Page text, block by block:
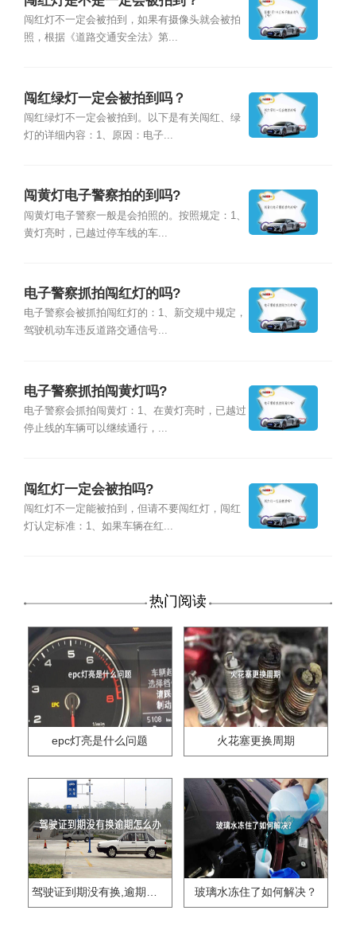
闯红灯不一定会被拍到，如果有摄像头就会被拍
照，根据《道路交通安全法》第...
闯红绿灯一定会被拍到吗？
闯红绿灯不一定会被拍到。以下是有关闯红、绿
灯的详细内容：1、原因：电子...
闯黄灯电子警察拍的到吗?
闯黄灯电子警察一般是会拍照的。按照规定：1、
黄灯亮时，已越过停车线的车...
电子警察抓拍闯红灯的吗?
电子警察会被抓拍闯红灯的：1、新交规中规定，
驾驶机动车违反道路交通信号...
电子警察抓拍闯黄灯吗?
电子警察会抓拍闯黄灯：1、在黄灯亮时，已越过
停止线的车辆可以继续通行，...
闯红灯一定会被拍吗?
闯红灯不一定能被拍到，但请不要闯红灯，闯红
灯认定标准：1、如果车辆在红...
热门阅读
epc灯亮是什么问题 火花塞更换周期
驾驶证到期没有换,逾期怎么办?? 玻璃水冻住了如何解决？